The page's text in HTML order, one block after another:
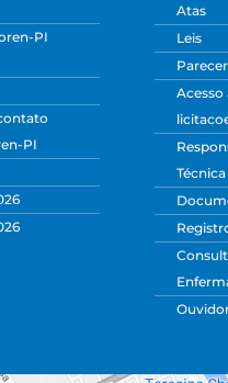
PI
PI
Atas
Leis
Acesso
Técnica